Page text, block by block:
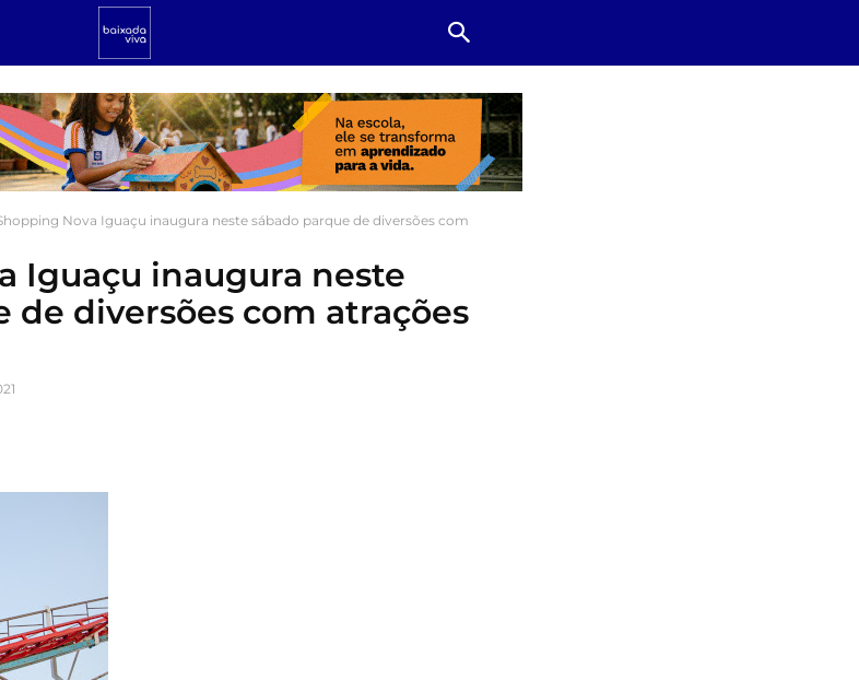
Nova Iguaçu inaugura neste sábado parque de diversões com
Iguaçu inaugura neste
de diversões com atrações